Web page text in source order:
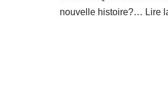
nouvelle histoire?… Lire